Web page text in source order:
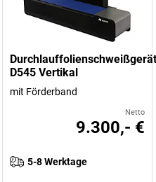
Durchlauffolienschweißgerät
D545 Vertikal
mit Förderband
Netto
9.300,- €
5-8 Werktage